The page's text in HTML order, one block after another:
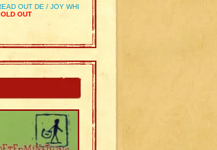
OUT DE / JOY WHI
OUT